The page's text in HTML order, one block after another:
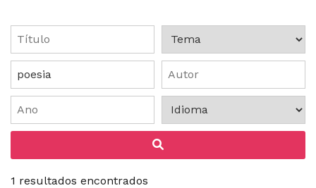
1 resultados encontrados